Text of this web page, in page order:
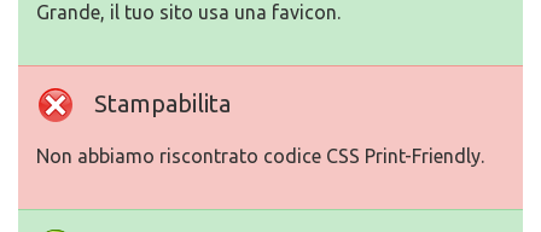
Grande, il tuo sito usa una favicon.
Stampabilita
Non abbiamo riscontrato codice CSS Print-Friendly.